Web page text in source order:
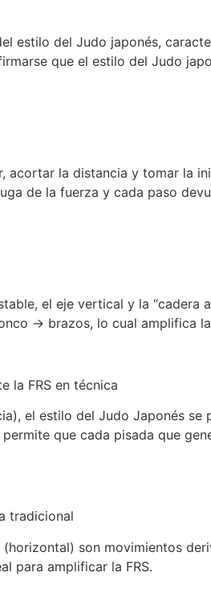
estilo del Judo japonés,
que el estilo del Judo
la distancia y tomar la
de la fuerza y cada paso
el eje vertical y la “cadera
→ brazos, lo cual amplifica
la FRS en técnica
el estilo del Judo Japonés se
que cada pisada que
tradicional
son movimientos
para amplificar la FRS.